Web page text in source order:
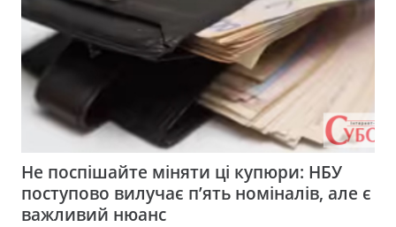
Не поспішайте міняти ці купюри: НБУ
поступово вилучає п’ять номіналів, але є
важливий нюанс